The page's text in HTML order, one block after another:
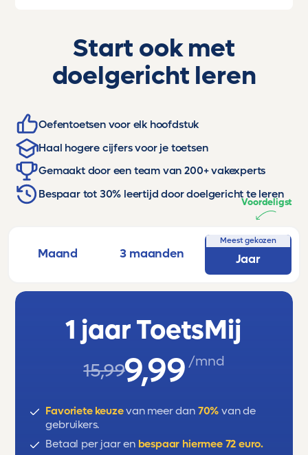
Start ook met
doelgericht leren
Oefentoetsen voor elk hoofdstuk
Haal hogere cijfers voor je toetsen
Gemaakt door een team van 200+ vakexperts
Bespaar tot 30% leertijd door doelgericht te leren
Maand 3 maanden
Meest gekozen
Jaar
Voordeligst
1 jaar ToetsMij
15,999,99 /mnd
Favoriete keuzevan meer dan 70% van de
gebruikers.
Betaal per jaar en bespaar hiermee 72 euro.